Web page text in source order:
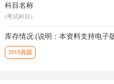
科目名称
(考试科目)
库存情况 (说明：本资料支持电子
2018真题